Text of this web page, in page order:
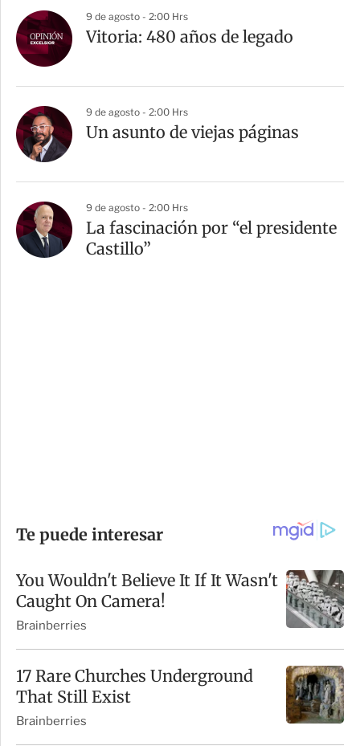
9 de agosto - 2:00 Hrs
Vitoria: 480 años de legado
9 de agosto - 2:00 Hrs
Un asunto de viejas páginas
9 de agosto - 2:00 Hrs
La fascinación por “el presidente
Castillo”